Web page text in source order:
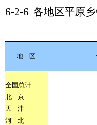
6-2-6 各地区平原
地 区
全国总计
北
京
天
津
河
北